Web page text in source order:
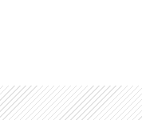
全周囲カメラ